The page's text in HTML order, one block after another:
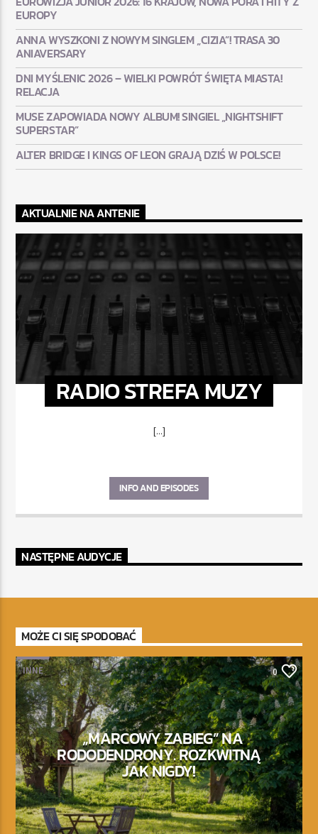
EUROPY
ANNA WYSZKONI Z NOWYM SINGLEM „CIZIA”! TRASA 30
ANIAVERSARY
DNI MYŚLENIC 2026 – WIELKI POWRÓT ŚWIĘTA MIASTA!
RELACJA
MUSE ZAPOWIADA NOWY ALBUM! SINGIEL „NIGHTSHIFT
SUPERSTAR”
ALTER BRIDGE I KINGS OF LEON GRAJĄ DZIŚ W POLSCE!
AKTUALNIE NA ANTENIE
RADIO STREFA MUZY
[...]
INFO AND EPISODES
NASTĘPNE AUDYCJE
MOŻE CI SIĘ SPODOBAĆ
INNE 0
„MARCOWY ZABIEG” NA
RODODENDRONY. ROZKWITNĄ
JAK NIGDY!